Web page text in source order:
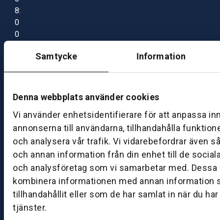
Samtycke Information
Denna webbplats använder cookies
Vi använder enhetsidentifierare för att anpassa
annonserna till användarna, tillhandahålla
och analysera vår trafik. Vi vidarebefordrar även
och annan information från din enhet till de
och analysföretag som vi samarbetar med. Dessa
kombinera informationen med annan information
tillhandahållit eller som de har samlat in när du
tjänster.
8:
0
0
7:
0
B
S
k
ö
v
d